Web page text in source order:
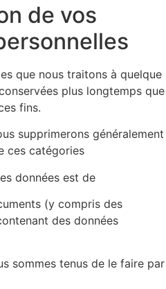
de vos
que nous traitons à quelque
plus longtemps que
fins.
supprimerons généralement
ces catégories
données est de
(y compris des
des données
sommes tenus de le faire par